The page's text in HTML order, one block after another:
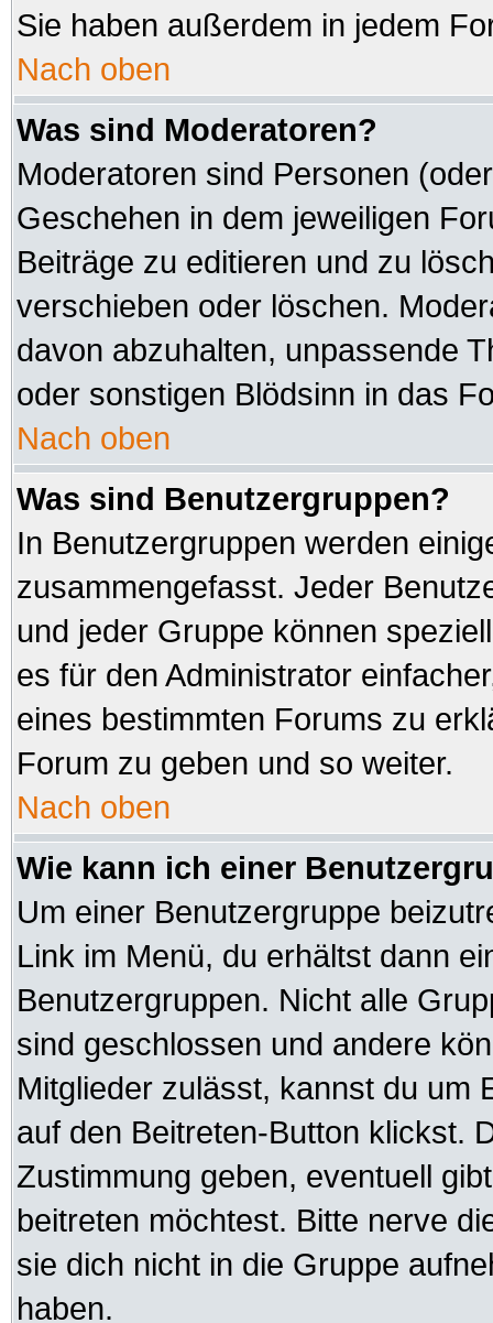
Sie haben außerdem in jedem
Nach oben
Was sind Moderatoren?
Moderatoren sind Personen
Geschehen in dem jeweiligen
Beiträge zu editieren und zu
verschieben oder löschen.
davon abzuhalten, unpassende
oder sonstigen Blödsinn in das
Nach oben
Was sind Benutzergruppen?
In Benutzergruppen werden
zusammengefasst. Jeder
und jeder Gruppe können
es für den Administrator
eines bestimmten Forums zu
Forum zu geben und so weiter.
Nach oben
Wie kann ich einer
Um einer Benutzergruppe
Link im Menü, du erhältst dann
Benutzergruppen. Nicht alle
sind geschlossen und andere
Mitglieder zulässt, kannst du um
auf den Beitreten-Button klickst.
Zustimmung geben, eventuell
beitreten möchtest. Bitte nerve
sie dich nicht in die Gruppe
haben.